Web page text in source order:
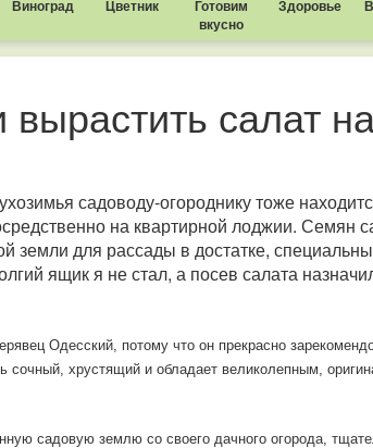
Виноград Цветник
Готовим
вкусно
Здоровье
вырастить салат
садоводу-огороднику тоже
на квартирной лоджии. Семян
земли для рассады в достатке,
ящик я не стал, а посев салата
Одесский, потому что он прекрасно
сочный, хрустящий и обладает великолепным,
садовую землю со своего дачного огорода,